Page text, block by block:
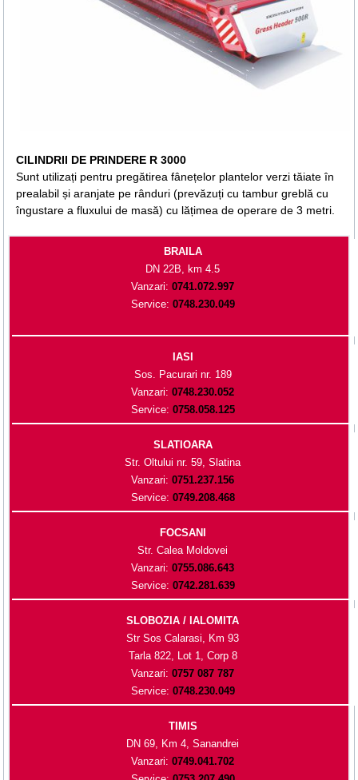
CILINDRII DE PRINDERE R 3000
Sunt utilizați pentru pregătirea fânețelor plantelor verzi tăiate în
prealabil și aranjate pe rânduri (prevăzuți cu tambur greblă cu
îngustare a fluxului de masă) cu lățimea de operare de 3 metri.
BRAILA
DN 22B, km 4.5
Vanzari:0741.072.997
Service: 0748.230.049
IASI
Sos. Pacurari nr. 189
Vanzari:0748.230.052
Service: 0758.058.125
SLATIOARA
Str. Oltului nr. 59, Slatina
Vanzari:0751.237.156
Service: 0749.208.468
FOCSANI
Str. Calea Moldovei
Vanzari:0755.086.643
Service: 0742.281.639
SLOBOZIA / IALOMITA
Str Sos Calarasi, Km 93
Tarla 822, Lot 1, Corp 8
Vanzari:0757 087 787
Service: 0748.230.049
TIMIS
DN 69, Km 4, Sanandrei
Vanzari:0749.041.702